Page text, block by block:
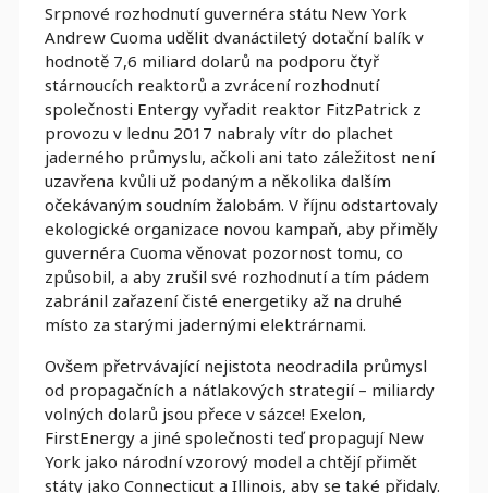
Srpnové rozhodnutí guvernéra státu New York
Andrew Cuoma udělit dvanáctiletý dotační balík v
hodnotě 7,6 miliard dolarů na podporu čtyř
stárnoucích reaktorů a zvrácení rozhodnutí
společnosti Entergy vyřadit reaktor FitzPatrick z
provozu v lednu 2017 nabraly vítr do plachet
jaderného průmyslu, ačkoli ani tato záležitost není
uzavřena kvůli už podaným a několika dalším
očekávaným soudním žalobám. V říjnu odstartovaly
ekologické organizace novou kampaň, aby přiměly
guvernéra Cuoma věnovat pozornost tomu, co
způsobil, a aby zrušil své rozhodnutí a tím pádem
zabránil zařazení čisté energetiky až na druhé
místo za starými jadernými elektrárnami.
Ovšem přetrvávající nejistota neodradila průmysl
od propagačních a nátlakových strategií – miliardy
volných dolarů jsou přece v sázce! Exelon,
FirstEnergy a jiné společnosti teď propagují New
York jako národní vzorový model a chtějí přimět
státy jako Connecticut a Illinois, aby se také přidaly.